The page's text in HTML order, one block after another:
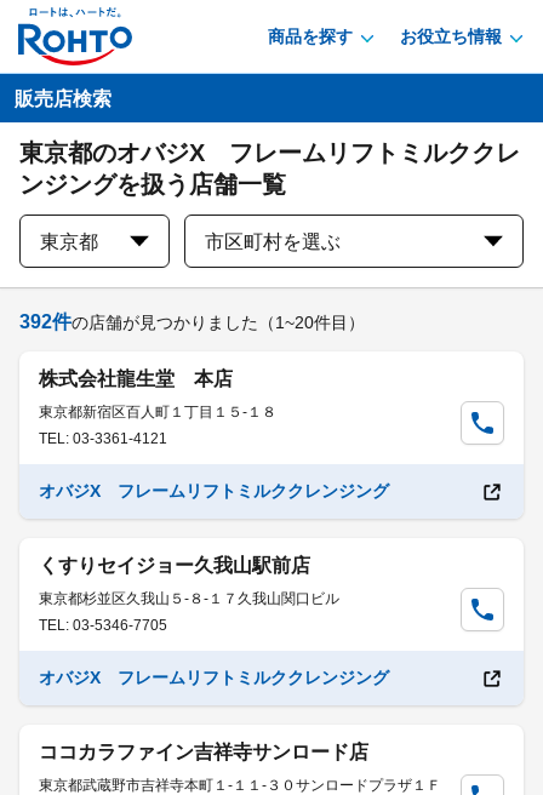
商品を探す お役立ち情報
販売店検索
東京都のオバジX フレームリフトミルククレ
ンジングを扱う店舗一覧
東京都 市区町村を選ぶ
392件の店舗が見つかりました （1~20件目）
株式会社龍生堂 本店
東京都新宿区百人町１丁目１５-１８
TEL: 03-3361-4121
オバジX フレームリフトミルククレンジング
くすりセイジョー久我山駅前店
東京都杉並区久我山５-８-１７久我山関口ビル
TEL: 03-5346-7705
オバジX フレームリフトミルククレンジング
ココカラファイン吉祥寺サンロード店
東京都武蔵野市吉祥寺本町１-１１-３０サンロードプラザ１Ｆ